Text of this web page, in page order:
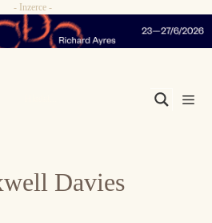
- Inzerce -
Davies